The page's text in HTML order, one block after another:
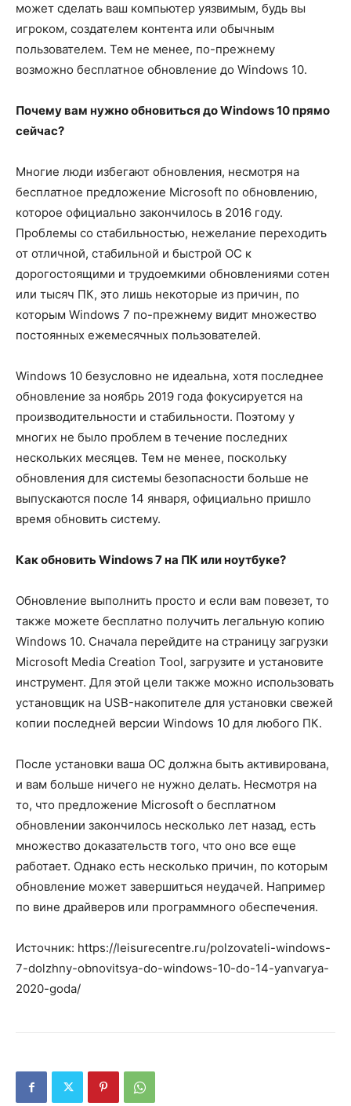
может сделать ваш компьютер уязвимым, будь вы
игроком, создателем контента или обычным
пользователем. Тем не менее, по-прежнему
возможно бесплатное обновление до Windows 10.
Почему вам нужно обновиться до Windows 10 прямо
сейчас?
Многие люди избегают обновления, несмотря на
бесплатное предложение Microsoft по обновлению,
которое официально закончилось в 2016 году.
Проблемы со стабильностью, нежелание переходить
от отличной, стабильной и быстрой ОС к
дорогостоящими и трудоемкими обновлениями сотен
или тысяч ПК, это лишь некоторые из причин, по
которым Windows 7 по-прежнему видит множество
постоянных ежемесячных пользователей.
Windows 10 безусловно не идеальна, хотя последнее
обновление за ноябрь 2019 года фокусируется на
производительности и стабильности. Поэтому у
многих не было проблем в течение последних
нескольких месяцев. Тем не менее, поскольку
обновления для системы безопасности больше не
выпускаются после 14 января, официально пришло
время обновить систему.
Как обновить Windows 7 на ПК или ноутбуке?
Обновление выполнить просто и если вам повезет, то
также можете бесплатно получить легальную копию
Windows 10. Сначала перейдите на страницу загрузки
Microsoft Media Creation Tool, загрузите и установите
инструмент. Для этой цели также можно использовать
установщик на USB-накопителе для установки свежей
копии последней версии Windows 10 для любого ПК.
После установки ваша ОС должна быть активирована,
и вам больше ничего не нужно делать. Несмотря на
то, что предложение Microsoft о бесплатном
обновлении закончилось несколько лет назад, есть
множество доказательств того, что оно все еще
работает. Однако есть несколько причин, по которым
обновление может завершиться неудачей. Например
по вине драйверов или программного обеспечения.
Источник: https://leisurecentre.ru/polzovateli-windows-
7-dolzhny-obnovitsya-do-windows-10-do-14-yanvarya-
2020-goda/